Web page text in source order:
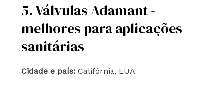
5. Válvulas Adamant -
melhores para aplicações
sanitárias
Cidade e país:Califórnia, EUA